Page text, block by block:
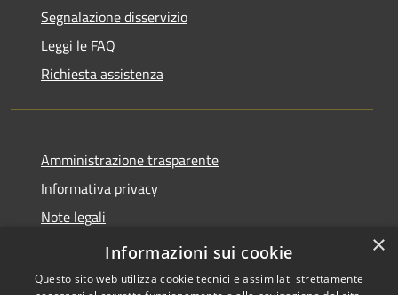
Segnalazione disservizio
Leggi le FAQ
Richiesta assistenza
Amministrazione trasparente
Informativa privacy
Note legali
Dichiarazione di accessibilità
×
Informazioni sui cookie
Questo sito web utilizza cookie tecnici e assimilati strettamente